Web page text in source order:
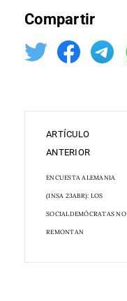
Compartir
ARTÍCULO
ANTERIOR
ENCUESTA ALEMANIA
(INSA 23ABR): LOS
SOCIALDEMÓCRATAS NO
REMONTAN